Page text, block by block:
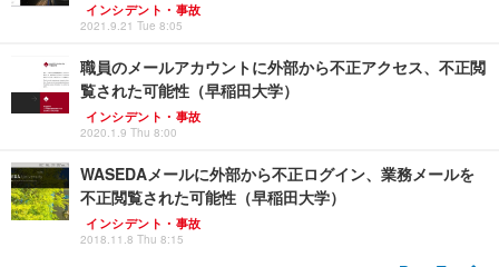
インシデント・事故
2021.9.21 Tue 8:05
職員のメールアカウントに外部から不正アクセス、不正閲
覧された可能性（早稲田大学）
インシデント・事故
2020.1.9 Thu 8:00
WASEDAメールに外部から不正ログイン、業務メールを
不正閲覧された可能性（早稲田大学）
インシデント・事故
2018.11.8 Thu 8:15